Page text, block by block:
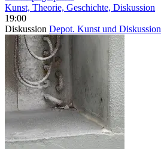
Kunst, Theorie, Geschichte, Diskussion
19:00
Diskussion Depot. Kunst und Diskussion